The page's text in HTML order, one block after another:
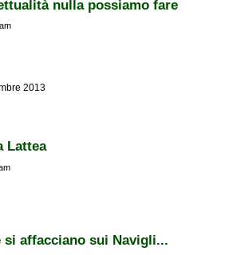
nulla possiamo fare
2013
Lattea
affacciano sui Navigli...